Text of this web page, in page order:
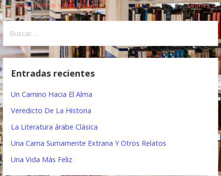
N
a
v
e
a
ó
← Caminando Por Valles Oscuros Leones →
Entradas recientes
Un Camino Hacia El Alma
Veredicto De La Historia
La Literatura árabe Clásica
Una Cama Sumamente Extrana Y Otros Relatos
Una Vida Más Feliz